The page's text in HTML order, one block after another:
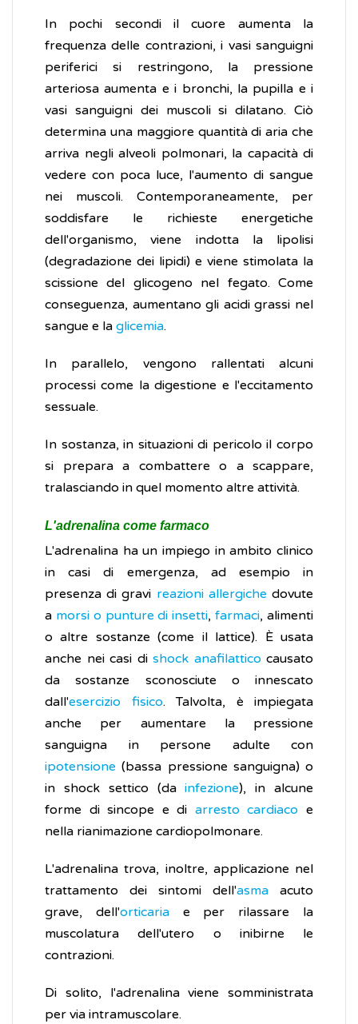
In pochi secondi il cuore aumenta la
frequenza delle contrazioni, i vasi sanguigni
periferici si restringono, la pressione
arteriosa aumenta e i bronchi, la pupilla e i
vasi sanguigni dei muscoli si dilatano. Ciò
determina una maggiore quantità di aria che
arriva negli alveoli polmonari, la capacità di
vedere con poca luce, l'aumento di sangue
nei muscoli. Contemporaneamente, per
soddisfare le richieste energetiche
dell'organismo, viene indotta la lipolisi
(degradazione dei lipidi) e viene stimolata la
scissione del glicogeno nel fegato. Come
conseguenza, aumentano gli acidi grassi nel
sangue e la glicemia.
In parallelo, vengono rallentati alcuni
processi come la digestione e l'eccitamento
sessuale.
In sostanza, in situazioni di pericolo il corpo
si prepara a combattere o a scappare,
tralasciando in quel momento altre attività.
L'adrenalina come farmaco
L'adrenalina ha un impiego in ambito clinico
in casi di emergenza, ad esempio in
presenza di gravi reazioni allergiche dovute
a morsi o punture di insetti,farmaci, alimenti
o altre sostanze (come il lattice). È usata
anche nei casi di shock anafilattico causato
da sostanze sconosciute o innescato
dall'esercizio fisico. Talvolta, è impiegata
anche per aumentare la pressione
sanguigna in persone adulte con
ipotensione (bassa pressione sanguigna) o
in shock settico (dainfezione), in alcune
forme di sincope e di arresto cardiaco e
nella rianimazione cardiopolmonare.
L'adrenalina trova, inoltre, applicazione nel
trattamento dei sintomi dell'asma acuto
grave, dell'orticariae per rilassare la
muscolatura dell'utero o inibirne le
contrazioni.
Di solito, l'adrenalina viene somministrata
per via intramuscolare.